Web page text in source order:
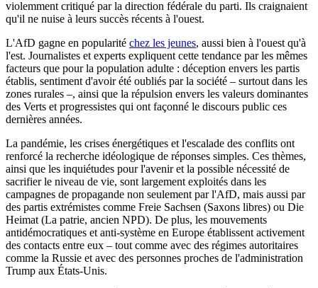
violemment critiqué par la direction fédérale du parti. Ils craignaient
qu'il ne nuise à leurs succès récents à l'ouest.
L'AfD gagne en popularité chez les jeunes, aussi bien à l'ouest qu'à
l'est. Journalistes et experts expliquent cette tendance par les mêmes
facteurs que pour la population adulte : déception envers les partis
établis, sentiment d'avoir été oubliés par la société – surtout dans les
zones rurales –, ainsi que la répulsion envers les valeurs dominantes
des Verts et progressistes qui ont façonné le discours public ces
dernières années.
La pandémie, les crises énergétiques et l'escalade des conflits ont
renforcé la recherche idéologique de réponses simples. Ces thèmes,
ainsi que les inquiétudes pour l'avenir et la possible nécessité de
sacrifier le niveau de vie, sont largement exploités dans les
campagnes de propagande non seulement par l'AfD, mais aussi par
des partis extrémistes comme Freie Sachsen (Saxons libres) ou Die
Heimat (La patrie, ancien NPD). De plus, les mouvements
antidémocratiques et anti-système en Europe établissent activement
des contacts entre eux – tout comme avec des régimes autoritaires
comme la Russie et avec des personnes proches de l'administration
Trump aux États-Unis.